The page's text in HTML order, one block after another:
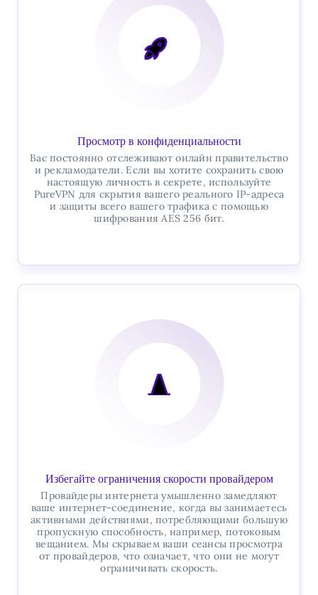
Просмотр в конфиденциальности
Вас постоянно отслеживают онлайн правительство
и рекламодатели. Если вы хотите сохранить свою
настоящую личность в секрете, используйте
PureVPN для скрытия вашего реального IP-адреса
и защиты всего вашего трафика с помощью
шифрования AES 256 бит.
Избегайте ограничения скорости провайдером
Провайдеры интернета умышленно замедляют
ваше интернет-соединение, когда вы занимаетесь
активными действиями, потребляющими большую
пропускную способность, например, потоковым
вещанием. Мы скрываем ваши сеансы просмотра
от провайдеров, что означает, что они не могут
ограничивать скорость.